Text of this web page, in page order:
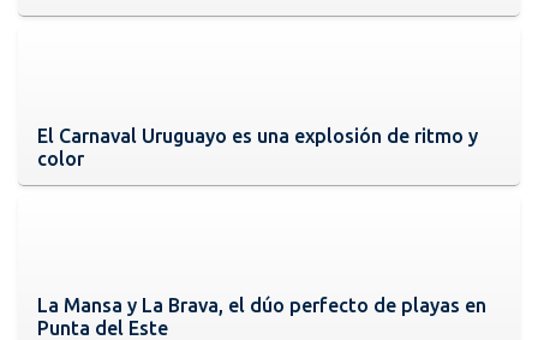
El Carnaval Uruguayo es una explosión de ritmo y
color
La Mansa y La Brava, el dúo perfecto de playas en
Punta del Este